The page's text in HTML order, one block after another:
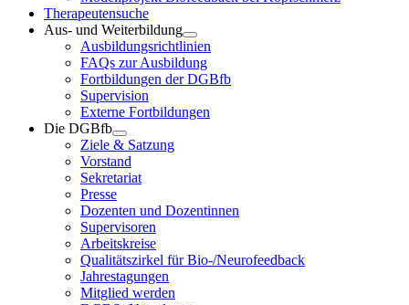
Therapeutensuche
Aus- und Weiterbildung
Ausbildungsrichtlinien
FAQs zur Ausbildung
Fortbildungen der DGBfb
Supervision
Externe Fortbildungen
Die DGBfb
Ziele & Satzung
Vorstand
Sekretariat
Presse
Dozenten und Dozentinnen
Supervisoren
Arbeitskreise
Qualitätszirkel für Bio-/Neurofeedback
Jahrestagungen
Mitglied werden